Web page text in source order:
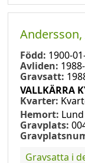
Född: 1900-
Avliden:
Gravsatt:
VALLKÄRRA
Kvarter:
Hemort: Lund
Gravplats:
Gravsatta i